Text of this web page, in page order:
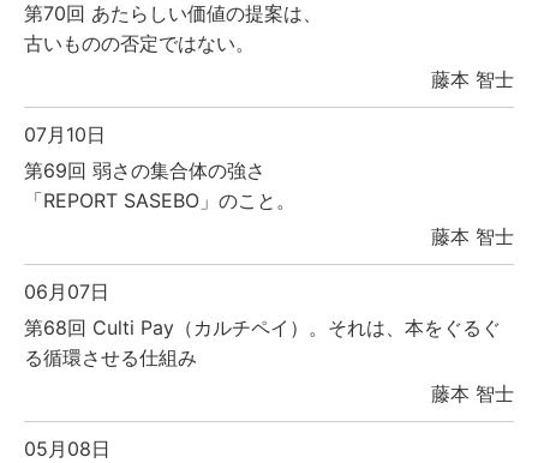
第70回 あたらしい価値の提案は、
古いものの否定ではない。
藤本 智士
07月10日
第69回 弱さの集合体の強さ
「REPORT SASEBO」のこと。
藤本 智士
06月07日
第68回 Culti Pay（カルチペイ）。それは、本をぐるぐ
る循環させる仕組み
藤本 智士
05月08日